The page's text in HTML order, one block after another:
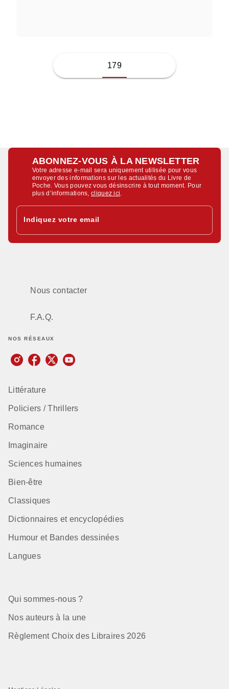
179
ABONNEZ-VOUS À LA NEWSLETTER
Votre adresse e-mail sera uniquement utilisée pour vous
envoyer des informations sur les actualités du Livre de
Poche. Vous pouvez vous désinscrire à tout moment. Pour
plus d’informations,cliquez ici
Indiquez votre email
Nous contacter
F.A.Q.
NOS RÉSEAUX
Littérature
Policiers / Thrillers
Romance
Imaginaire
Sciences humaines
Bien-être
Classiques
Dictionnaires et encyclopédies
Humour et Bandes dessinées
Langues
Qui sommes-nous ?
Nos auteurs à la une
Règlement Choix des Libraires 2026